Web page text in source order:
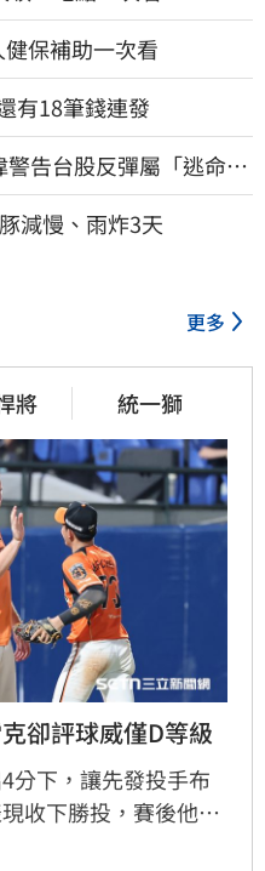
保補助一次看
有18筆錢連發
告台股反彈屬「逃命
減慢、雨炸3天
更多
將 統一獅
卻評球威僅D等級
分下，讓先發投手布
收下勝投，賽後他也
反而檢討自己的投球